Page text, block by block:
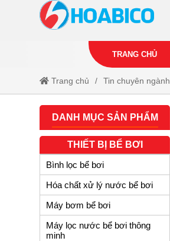
TRANG CHỦ
Trang chủ Tin chuyên ngành
DANH MỤC SẢN PHẨM
THIẾT BỊ BỂ BƠI
Bình lọc bể bơi
Hóa chất xử lý nước bể bơi
Máy bơm bể bơi
Máy lọc nước bể bơi thông
minh